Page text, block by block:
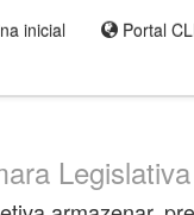
inicial Portal